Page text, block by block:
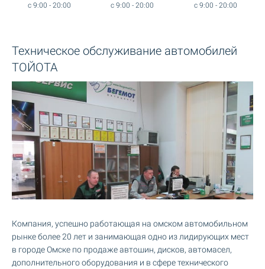
c 9:00 - 20:00
c 9:00 - 20:00
c 9:00 - 20:00
Техническое обслуживание автомобилей
ТОЙОТА
Компания, успешно работающая на омском автомобильном
рынке более 20 лет и занимающая одно из лидирующих мест
в городе Омске по продаже автошин, дисков, автомасел,
дополнительного оборудования и в сфере технического